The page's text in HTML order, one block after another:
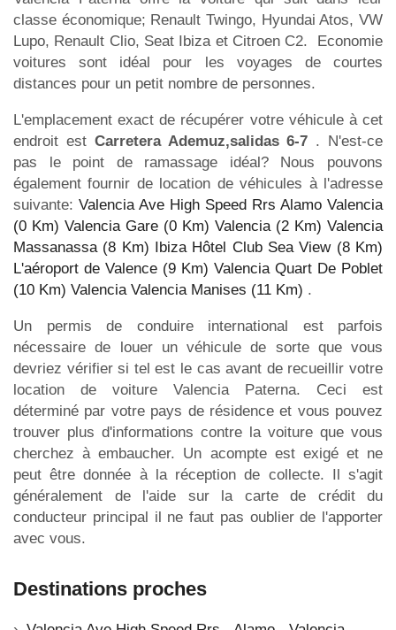
classe économique; Renault Twingo, Hyundai Atos, VW
Lupo, Renault Clio, Seat Ibiza et Citroen C2. Economie
voitures sont idéal pour les voyages de courtes
distances pour un petit nombre de personnes.
L'emplacement exact de récupérer votre véhicule à cet
endroit est Carretera Ademuz,salidas 6-7 . N'est-ce
pas le point de ramassage idéal? Nous pouvons
également fournir de location de véhicules à l'adresse
suivante: Valencia Ave High Speed Rrs Alamo Valencia
(0 Km) Valencia Gare (0 Km) Valencia (2 Km) Valencia
Massanassa (8 Km) Ibiza Hôtel Club Sea View (8 Km)
L'aéroport de Valence (9 Km) Valencia Quart De Poblet
(10 Km) Valencia Valencia Manises (11 Km) .
Un permis de conduire international est parfois
nécessaire de louer un véhicule de sorte que vous
devriez vérifier si tel est le cas avant de recueillir votre
location de voiture Valencia Paterna. Ceci est
déterminé par votre pays de résidence et vous pouvez
trouver plus d'informations contre la voiture que vous
cherchez à embaucher. Un acompte est exigé et ne
peut être donnée à la réception de collecte. Il s'agit
généralement de l'aide sur la carte de crédit du
conducteur principal il ne faut pas oublier de l'apporter
avec vous.
Destinations proches